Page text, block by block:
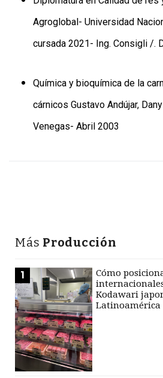
Agroglobal- Universidad
cursada 2021- Ing. Consigli /.
Química y bioquímica de la
cárnicos Gustavo Andújar,
Venegas- Abril 2003
Más Producción
1
Cómo
Kodawari
Latinoamérica